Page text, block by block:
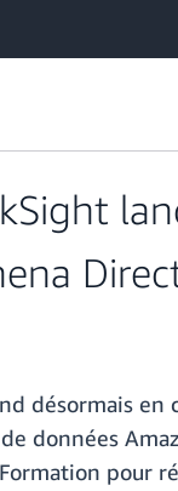
désormais en
données
pour